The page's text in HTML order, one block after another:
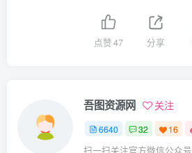
点赞47 分享
吾图资源网 关注
6640 32 16